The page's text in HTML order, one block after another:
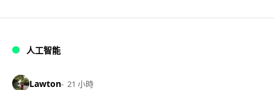
人工智能
Lawton 21 小時